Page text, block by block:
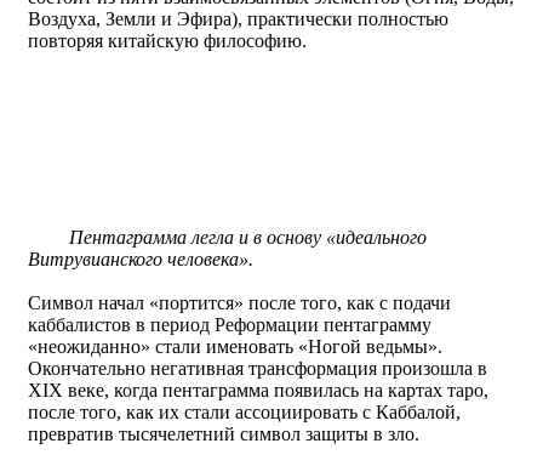
Воздуха, Земли и Эфира), практически полностью
повторяя китайскую философию.
Пентаграмма легла и в основу «идеального
Витрувианского человека».
Символ начал «портится» после того, как с подачи
каббалистов в период Реформации пентаграмму
«неожиданно» стали именовать «Ногой ведьмы».
Окончательно негативная трансформация произошла в
XIX веке, когда пентаграмма появилась на картах таро,
после того, как их стали ассоциировать с Каббалой,
превратив тысячелетний символ защиты в зло.